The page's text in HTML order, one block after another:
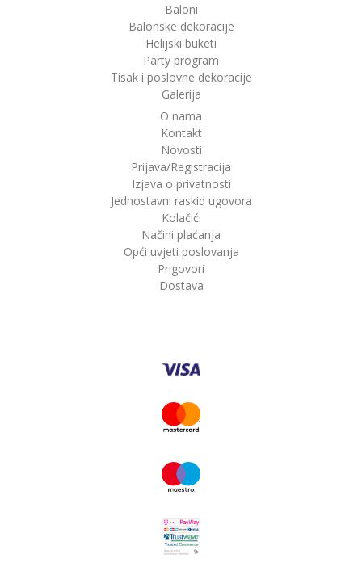
Baloni
Balonske dekoracije
Helijski buketi
Party program
Tisak i poslovne dekoracije
Galerija
O nama
Kontakt
Novosti
Prijava/Registracija
Izjava o privatnosti
Jednostavni raskid ugovora
Kolačići
Načini plaćanja
Opći uvjeti poslovanja
Prigovori
Dostava